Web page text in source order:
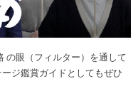
の眼（フィルター）を通して
ジ鑑賞ガイドとしてもぜひ